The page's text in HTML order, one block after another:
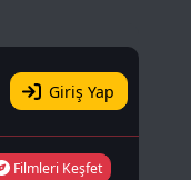
Giriş Yap
Filmleri Keşfet